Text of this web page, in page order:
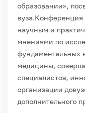
образовании»,
вуза.Конференция
научным и
мнениями по
фундаментальных
медицины,
специалистов,
организации
дополнительного